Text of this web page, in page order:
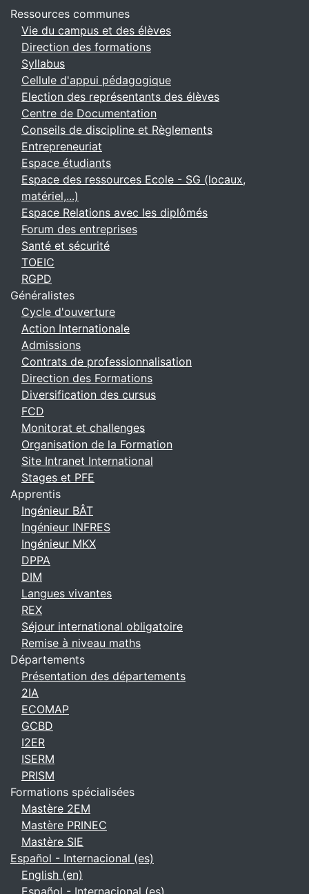
Ressources communes
Vie du campus et des élèves
Direction des formations
Syllabus
Cellule d'appui pédagogique
Election des représentants des élèves
Centre de Documentation
Conseils de discipline et Règlements
Entrepreneuriat
Espace étudiants
Espace des ressources Ecole - SG (locaux,
matériel,...)
Espace Relations avec les diplômés
Forum des entreprises
Santé et sécurité
TOEIC
RGPD
Généralistes
Cycle d'ouverture
Action Internationale
Admissions
Contrats de professionnalisation
Direction des Formations
Diversification des cursus
FCD
Monitorat et challenges
Organisation de la Formation
Site Intranet International
Stages et PFE
Apprentis
Ingénieur BÂT
Ingénieur INFRES
Ingénieur MKX
DPPA
DIM
Langues vivantes
REX
Séjour international obligatoire
Remise à niveau maths
Départements
Présentation des départements
2IA
ECOMAP
GCBD
I2ER
ISERM
PRISM
Formations spécialisées
Mastère 2EM
Mastère PRINEC
Mastère SIE
Español - Internacional ‎(es)‎
English ‎(en)‎
Español - Internacional ‎(es)‎